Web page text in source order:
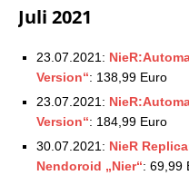
Juli 2021
23.07.2021:
Version“: 138,99 Euro
23.07.2021:
Version“: 184,99 Euro
30.07.2021: NieR
Nendoroid „Nier“: 69,99